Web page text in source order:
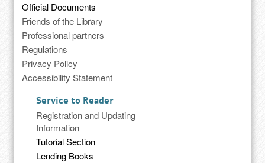
Official Documents
Friends of the Library
Professional partners
Regulations
Privacy Policy
Accessibility Statement
Service to Reader
Registration and Updating
Information
Tutorial Section
Lending Books